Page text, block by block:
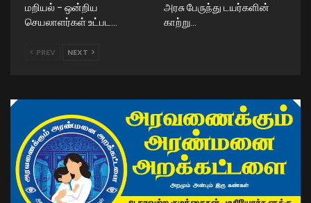
மறியல் – ஒன்றிய
செயலாளர்கள் உட்பட…
அரசு பேருந்து டயர்களின்
காற்று…
PREV NEXT